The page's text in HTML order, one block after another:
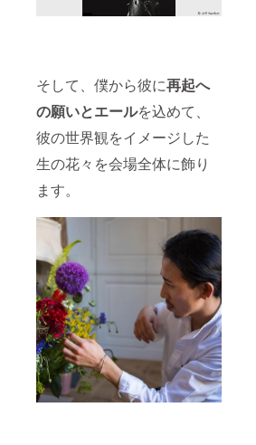
そして、僕から彼に再起へ
の願いとエールを込めて、
彼の世界観をイメージした
生の花々を会場全体に飾り
ます。